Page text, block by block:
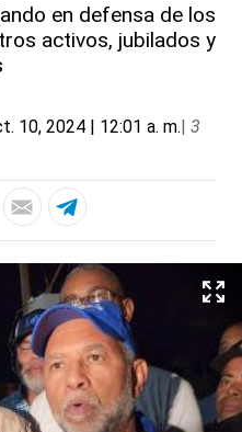
en defensa de los
activos, jubilados y
10, 2024 | 12:01 a. m.| 3